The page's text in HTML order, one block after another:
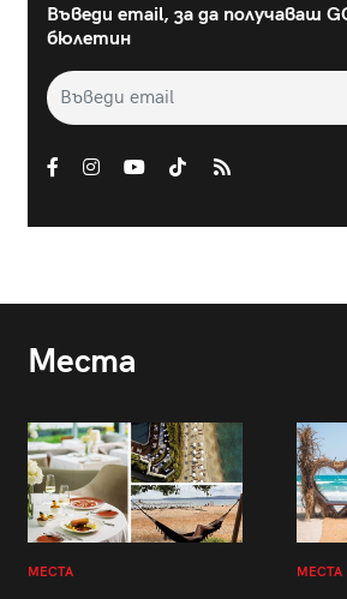
Въведи email, за да получаваш
бюлетин
Места
МЕСТА МЕСТА